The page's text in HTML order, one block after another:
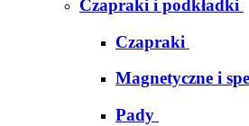
Czapraki i podkładki
Czapraki
Magnetyczne i
Pady